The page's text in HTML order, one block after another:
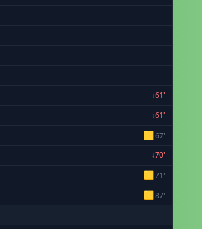
↓61'
↓61'
🟨67'
↓70'
🟨71'
🟨87'